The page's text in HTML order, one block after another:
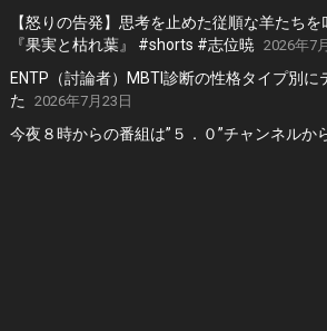
【怒りの告発】思考を止めた従順な羊たち
『果実と枯れ葉』 #shorts #志位暁 2026年7
ENTP（討論者）MBTI診断の性格タイプ別に
た
2026年7月23日
今夜８時からの番組は”５．０”チャンネルか